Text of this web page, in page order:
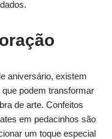
aniversário, existem
podem transformar
de arte. Confeitos
em pedacinhos são
um toque especial